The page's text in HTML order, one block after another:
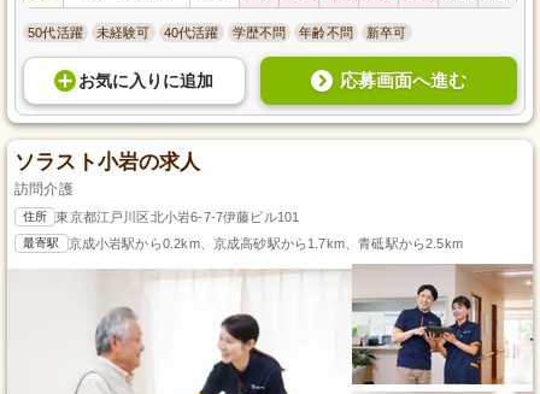
50代活躍 未経験可 40代活躍 学歴不問 年齢不問 新卒可
お気に入り に追加 応募画面へ進む
ソラスト小岩の求人
訪問介護
住所 東京都江戸川区北小岩6-7-7伊藤ビル101
最寄駅 京成小岩駅から0.2km、京成高砂駅から1.7km、青砥駅から2.5km